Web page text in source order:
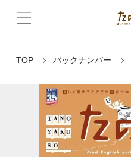
TOP バックナンバー